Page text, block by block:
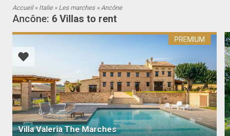
Αccueil » Italie» Les marches» Ancône
Ancône: 6 Villas to rent
Villa Valeria The Marches
PREMIUM